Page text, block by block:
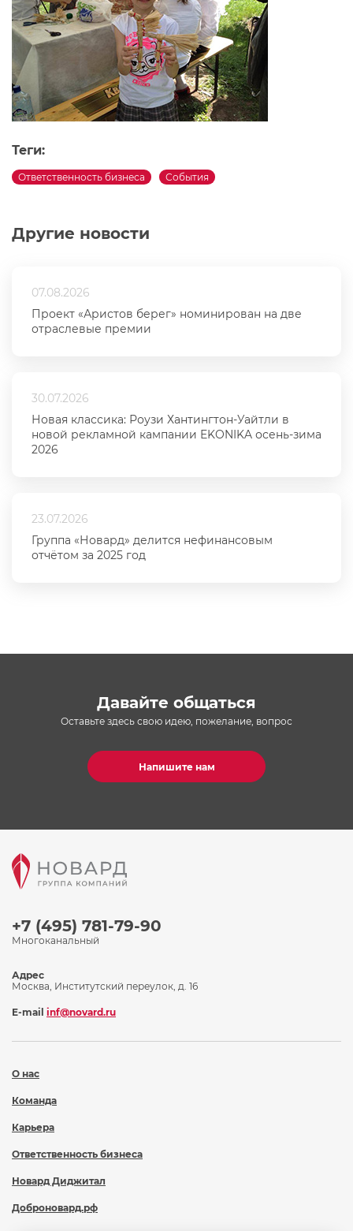
Другие новости
07.08.2026
Проект «Аристов берег» номинирован на две
отраслевые премии
30.07.2026
Новая классика: Роузи Хантингтон-Уайтли в
новой рекламной кампании EKONIKA осень-зима
2026
23.07.2026
Группа «Новард» делится нефинансовым
отчётом за 2025 год
Теги:
Ответственность бизнеса События
Давайте общаться
Оставьте здесь свою идею, пожелание, вопрос
Напишите нам
+7 (495) 781-79-90
Многоканальный
О нас
Команда
Карьера
Ответственность бизнеса
Новард Диджитал
Доброновард.рф
Адрес
Москва, Институтский переулок, д. 16
E-mail inf@novard.ru